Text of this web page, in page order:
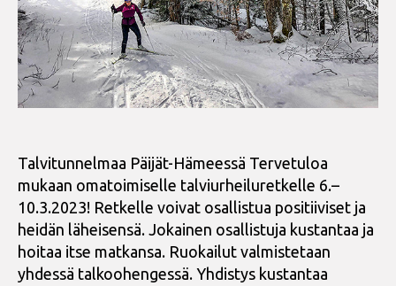
Talvitunnelmaa Päijät-Hämeessä Tervetuloa
mukaan omatoimiselle talviurheiluretkelle 6.–
10.3.2023! Retkelle voivat osallistua positiiviset ja
heidän läheisensä. Jokainen osallistuja kustantaa ja
hoitaa itse matkansa. Ruokailut valmistetaan
yhdessä talkoohengessä. Yhdistys kustantaa